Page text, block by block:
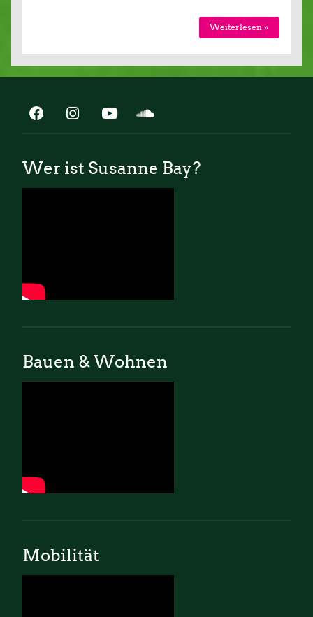
Weiterlesen »
Wer ist Susanne Bay?
Bauen & Wohnen
Mobilität